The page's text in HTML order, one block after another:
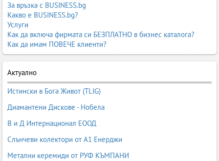
За връзка с BUSINESS.bg
Какво е BUSINESS.bg?
Услуги
Как да включа фирмата си БЕЗПЛАТНО в бизнес каталога?
Как да имам ПОВЕЧЕ клиенти?
Актуално
Истински в Бога Живот (TLIG)
Диамантени Дискове - Нобела
В и Д Интернационал ЕООД
Слънчеви колектори от А1 Енерджи
Метални керемиди от РУФ КЪМПАНИ